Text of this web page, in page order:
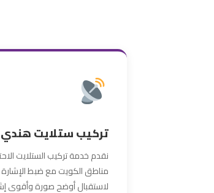
تركيب ستلايت
نقدم خدمة تركيب الستلايت
مناطق الكويت مع ضبط الإشارة
لاستقبال أوضح صورة وأقوى